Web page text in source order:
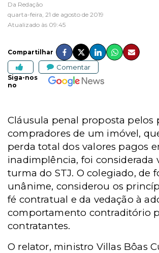
Da Redação
quarta-feira, 21 de agosto de 2019
Atualizado às 09:45
Compartilhar
Comentar
Siga-nos
no
Cláusula penal proposta pelos
compradores de um imóvel,
perda total dos valores pagos
inadimplência, foi considerada
turma do STJ. O colegiado, de
unânime, considerou os
fé contratual e da vedação à
comportamento contraditório
contratantes.
O relator, ministro Villas Bôas